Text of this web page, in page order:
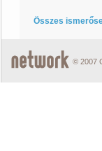
Összes
© 2007